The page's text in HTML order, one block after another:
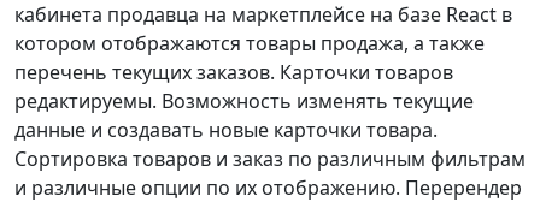
кабинета продавца на маркетплейсе на базе React в
котором отображаются товары продажа, а также
перечень текущих заказов. Карточки товаров
редактируемы. Возможность изменять текущие
данные и создавать новые карточки товара.
Сортировка товаров и заказ по различным фильтрам
и различные опции по их отображению. Перерендер